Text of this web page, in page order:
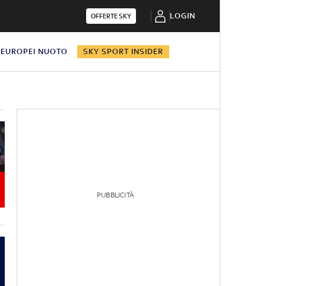
OFFERTE SKY LOGIN
EUROPEI NUOTO SKY SPORT INSIDER
PUBBLICITÀ